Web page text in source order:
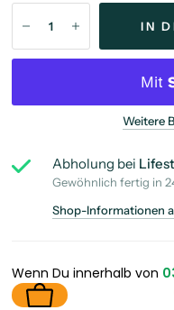
IN
Weitere
Abholung bei
Gewöhnlich fertig in
Shop-Informationen
Wenn Du innerhalb von